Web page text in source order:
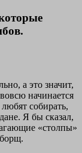
а это значит,
начинается
собирать,
Я бы сказал,
«столпы»